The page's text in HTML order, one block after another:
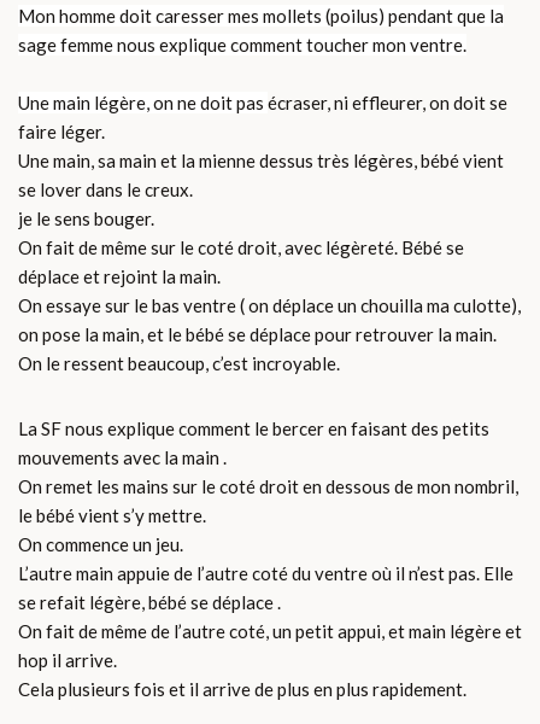
Mon homme doit caresser mes mollets (poilus) pendant que la
sage femme nous explique comment toucher mon ventre.
Une main légère, on ne doit pas écraser, ni effleurer, on doit se
faire léger.
Une main, sa main et la mienne dessus très légères, bébé vient
se lover dans le creux.
je le sens bouger.
On fait de même sur le coté droit, avec légèreté. Bébé se
déplace et rejoint la main.
On essaye sur le bas ventre ( on déplace un chouilla ma culotte),
on pose la main, et le bébé se déplace pour retrouver la main.
On le ressent beaucoup, c’est incroyable.
La SF nous explique comment le bercer en faisant des petits
mouvements avec la main .
On remet les mains sur le coté droit en dessous de mon nombril,
le bébé vient s’y mettre.
On commence un jeu.
L’autre main appuie de l’autre coté du ventre où il n’est pas. Elle
se refait légère, bébé se déplace .
On fait de même de l’autre coté, un petit appui, et main légère et
hop il arrive.
Cela plusieurs fois et il arrive de plus en plus rapidement.